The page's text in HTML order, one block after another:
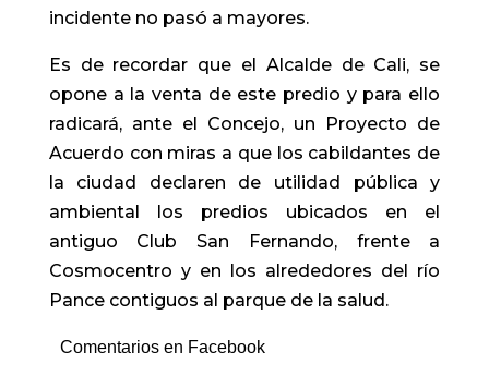
incidente no pasó a mayores.
Es de recordar que el Alcalde de Cali, se
opone a la venta de este predio y para ello
radicará, ante el Concejo, un Proyecto de
Acuerdo con miras a que los cabildantes de
la ciudad declaren de utilidad pública y
ambiental los predios ubicados en el
antiguo Club San Fernando, frente a
Cosmocentro y en los alrededores del río
Pance contiguos al parque de la salud.
Comentarios en Facebook